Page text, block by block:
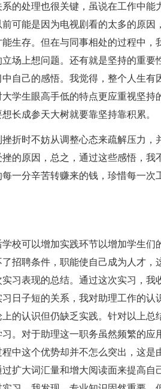
的处理也很关键，虽说在工作中能
可能是因为电视剧看的太多的原因
生存。但在与同事相处的过程中，
场上想问题。还有就是坚持的重要
自己的感悟。我觉得，整个人生有
学生眼高手低的特点更应重视坚持
长成参天大树就要靠坚持靠积累。
时不妨从调整心态来疏解压力，
的原因，总之，通过这些感悟，我
一分辛苦转赚来的钱，珍惜每一次
可以增加实践环节以增加学生们
招聘条件，职能使自己成为人才，
习表现的总结。通过这次实习，我
日子短的关系，我对助理工作的认
的认识但仍缺乏实践。针对以上总
。对于助理这一职务虽然频繁的应
中这个优势却并不怎么突出，这是
扩大词汇量和增大阅读面来提高自